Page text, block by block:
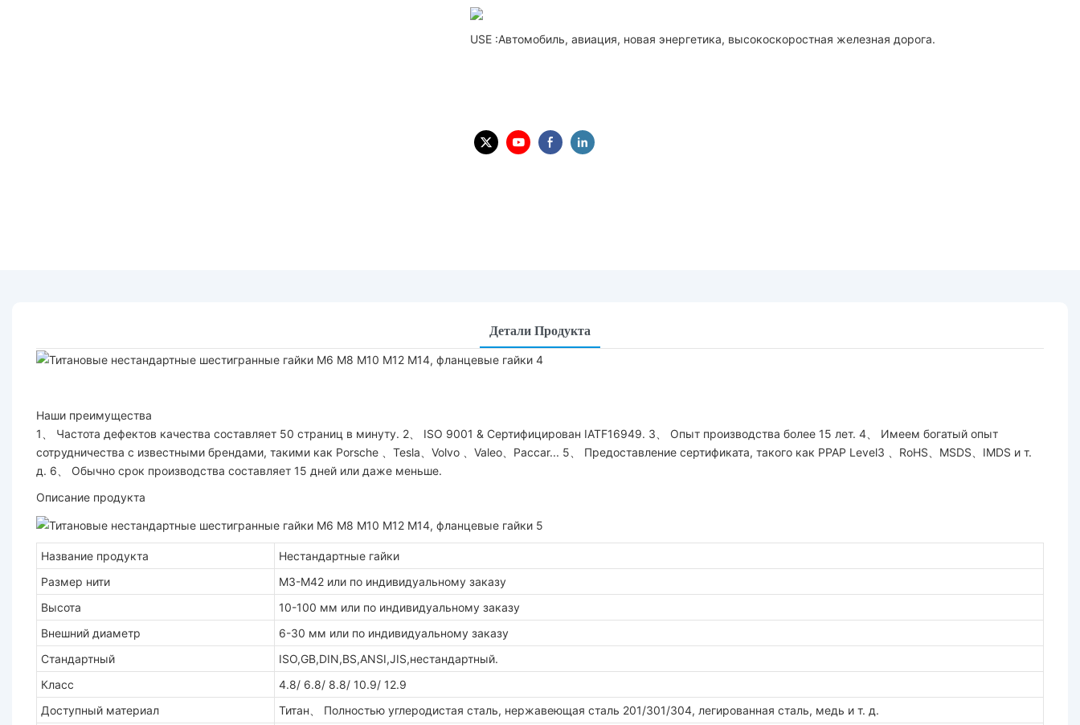
USE :Автомобиль, авиация, новая энергетика, высокоскоростная железная дорога.
Детали Продукта
Наши преимущества
1、 Частота дефектов качества составляет 50 страниц в минуту. 2、 ISO 9001 & Сертифицирован IATF16949. 3、 Опыт производства более 15 лет. 4、 Имеем богатый опыт
сотрудничества с известными брендами, такими как Porsche 、Tesla、Volvo 、Valeo、Paccar... 5、 Предоставление сертификата, такого как PPAP Level3 、RoHS、MSDS、IMDS и т.
д. 6、 Обычно срок производства составляет 15 дней или даже меньше.
Описание продукта
Название продукта
Нестандартные гайки
Размер нити
M3-M42 или по индивидуальному заказу
Высота
10-100 мм или по индивидуальному заказу
Внешний диаметр
6-30 мм или по индивидуальному заказу
Стандартный
ISO,GB,DIN,BS,ANSI,JIS,нестандартный.
Класс
4.8/ 6.8/ 8.8/ 10.9/ 12.9
Доступный материал
Титан、 Полностью углеродистая сталь, нержавеющая сталь 201/301/304, легированная сталь, медь и т. д.